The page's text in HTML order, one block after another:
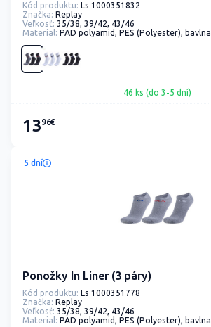
Kód produktu: Ls 1000351832
Značka: Replay
Veľkosť: 35/38, 39/42, 43/46
Material: PAD polyamid, PES (Polyester), bavlna
46 ks (do 3-5 dní)
1396€
5 dní
Ponožky In Liner (3 páry)
Kód produktu: Ls 1000351778
Značka: Replay
Veľkosť: 35/38, 39/42, 43/46
Material: PAD polyamid, PES (Polyester), bavlna